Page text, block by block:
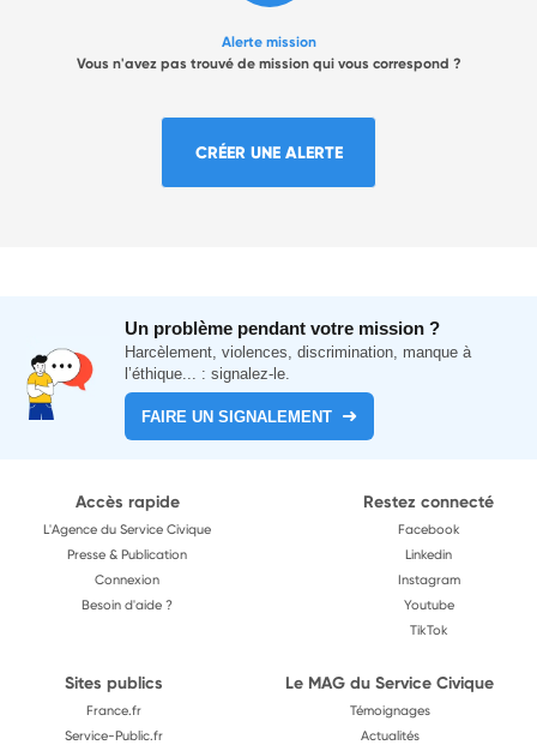
Alerte mission
Vous n'avez pas trouvé de mission qui vous correspond ?
CRÉER UNE ALERTE
Un problème pendant votre mission ?
Harcèlement, violences, discrimination, manque à
l’éthique... : signalez-le.
FAIRE UN SIGNALEMENT
Accès rapide
L'Agence du Service Civique
Presse & Publication
Connexion
Besoin d'aide ?
Restez connecté
Facebook
Linkedin
Instagram
Youtube
TikTok
Sites publics
France.fr
Service-Public.fr
Le MAG du Service Civique
Témoignages
Actualités